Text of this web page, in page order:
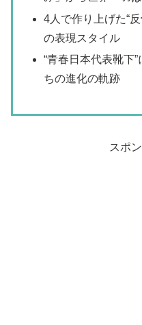
4人で作り上げた“
の表現スタイル
“青春日本代表靴下
ちの進化の軌跡
スポ